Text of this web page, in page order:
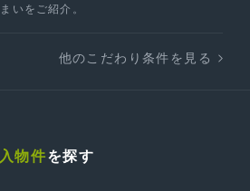
いをご紹介。
他のこだわり条件を見る
物件を探す